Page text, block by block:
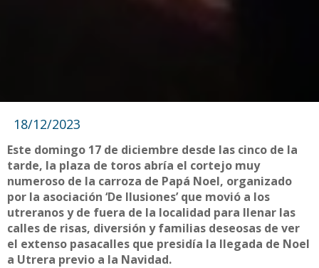
18/12/2023
Este domingo 17 de diciembre desde las cinco de la
tarde, la plaza de toros abría el cortejo muy
numeroso de la carroza de Papá Noel, organizado
por la asociación ‘De Ilusiones’ que movió a los
utreranos y de fuera de la localidad para llenar las
calles de risas, diversión y familias deseosas de ver
el extenso pasacalles que presidía la llegada de Noel
a Utrera previo a la Navidad.